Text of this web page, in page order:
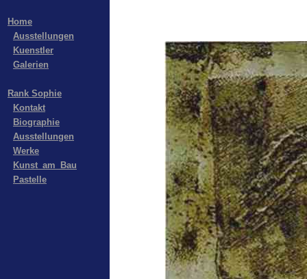
Home
Ausstellungen
Kuenstler
Galerien
Rank Sophie
Kontakt
Biographie
Ausstellungen
Werke
Kunst_am_Bau
Pastelle